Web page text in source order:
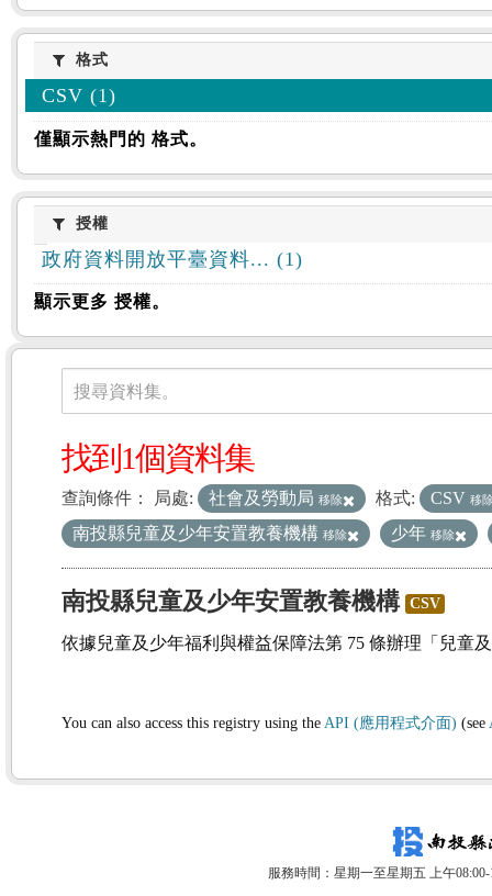
格式格式
CSV (1)
僅顯示熱門的 格式。
授權授權
政府資料開放平臺資料... (1)
顯示更多 授權。
資料集
搜尋資料集。
找到1個資料集
查詢條件： 局處: 社會及勞動局 移除 格式: CSV 移
南投縣兒童及少年安置教養機構 移除 少年 移除
南投縣兒童及少年安置教養機構 CSV
依據兒童及少年福利與權益保障法第 75 條辦理「兒童
You can also access this registry using the API (應用程式介面) (see
服務時間：星期一至星期五 上午